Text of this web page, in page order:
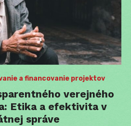
a financovanie projektov
verejného
Etika a efektivita v
správe